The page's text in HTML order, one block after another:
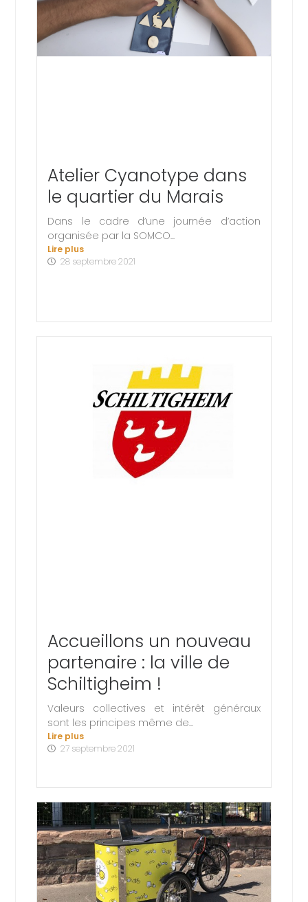
Atelier Cyanotype dans
le quartier du Marais
Dans le cadre d’une journée d’action
organisée par la SOMCO...
Lire plus
28 septembre 2021
Accueillons un nouveau
partenaire : la ville de
Schiltigheim !
Valeurs collectives et intérêt généraux
sont les principes même de...
Lire plus
27 septembre 2021